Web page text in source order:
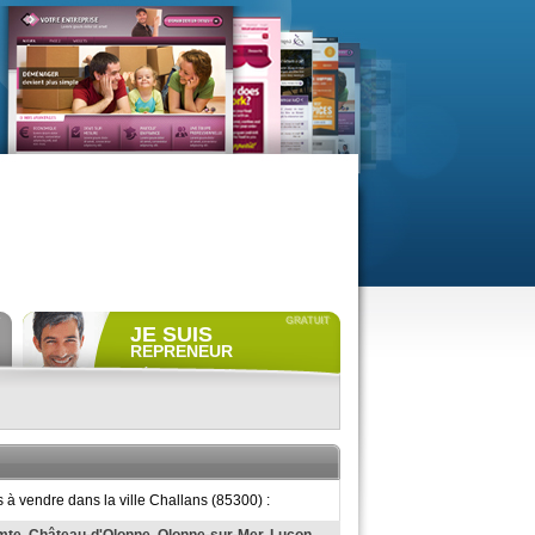
JE SUIS
REPRENEUR
Déposer gratuitementune
ACCÈS REPRENEUR
à vendre dans la ville Challans (85300) :